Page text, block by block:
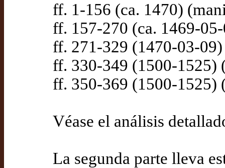
ff. 1-156 (ca. 1470)
ff. 157-270 (ca. 1469-
ff. 271-329 (1470-03-
ff. 330-349 (1500-
ff. 350-369 (1500-
Véase el análisis
La segunda parte lleva